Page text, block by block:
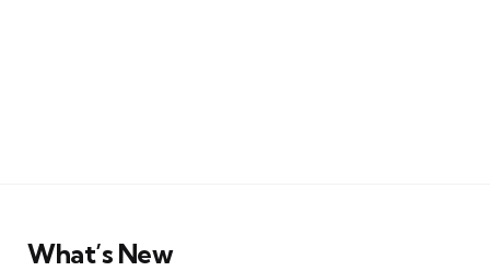
What’s New